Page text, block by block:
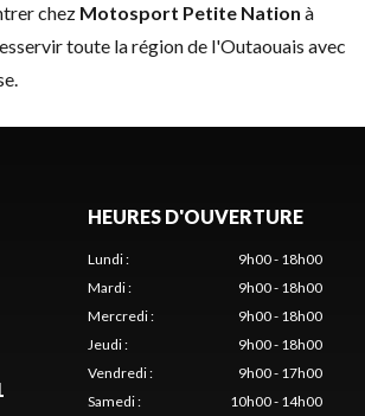
chez Motosport Petite Nation à
toute la région de l'Outaouais avec
HEURES D'OUVERTURE
Lundi:
9h00 - 18h00
Mardi:
9h00 - 18h00
Mercredi:
9h00 - 18h00
Jeudi:
9h00 - 18h00
Vendredi:
9h00 - 17h00
Samedi: 10h00 - 14h00